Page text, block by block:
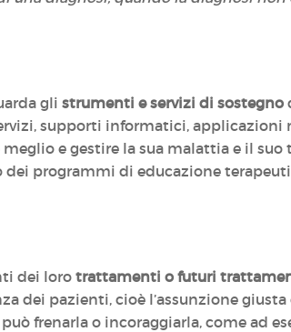
gli strumenti e servizi di sostegno
supporti informatici,
e gestire la sua malattia e il
dei programmi di educazione
dei loro trattamenti o futuri
dei pazienti, cioè l’assunzione
frenarla o incoraggiarla, come ad